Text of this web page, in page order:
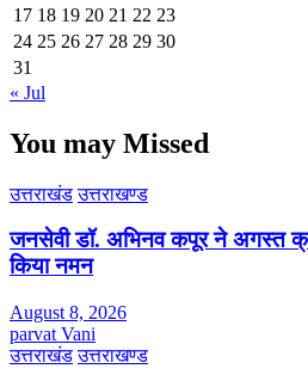
17 18 19 20 21 22 23
24 25 26 27 28 29 30
31
« Jul
You may Missed
उत्तराखंड उत्तराखण्ड
जनसेवी डॉ. अभिनव कपूर ने अगस्त
किया नमन
August 8, 2026
parvat Vani
उत्तराखंड उत्तराखण्ड